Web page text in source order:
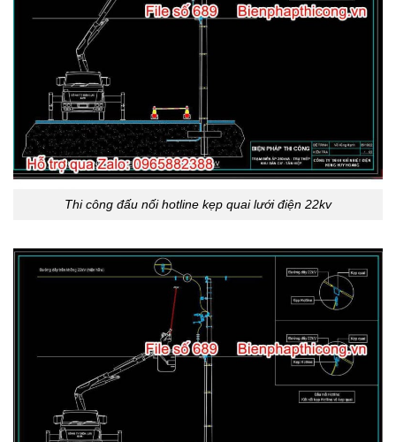
Thi công đấu nối hotline kẹp quai lưới điện 22kv